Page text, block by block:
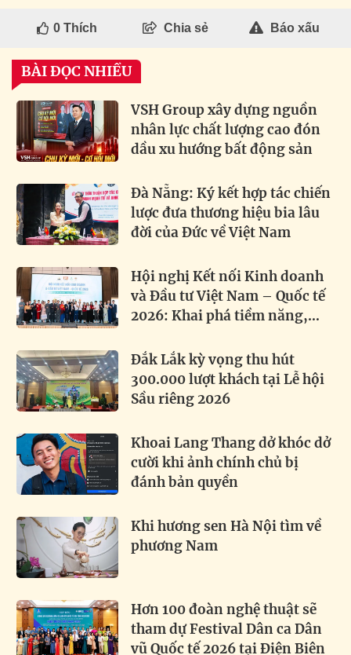
0Thích Chia sẻ Báo xấu
BÀI ĐỌC NHIỀU
VSH Group xây dựng nguồn
nhân lực chất lượng cao đón
dầu xu hướng bất động sản
Đà Nẵng: Ký kết hợp tác chiến
lược đưa thương hiệu bia lâu
đời của Đức về Việt Nam
Hội nghị Kết nối Kinh doanh
và Đầu tư Việt Nam – Quốc tế
2026: Khai phá tiềm năng,
Đắk Lắk kỳ vọng thu hút
300.000 lượt khách tại Lễ hội
Sầu riêng 2026
Khoai Lang Thang dở khóc dở
cười khi ảnh chính chủ bị
đánh bản quyền
Khi hương sen Hà Nội tìm về
phương Nam
Hơn 100 đoàn nghệ thuật sẽ
tham dự Festival Dân ca Dân
vũ Quốc tế 2026 tại Điện Biên